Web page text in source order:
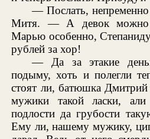
— Послать,
Митя. — А девок можно
Марью особенно,
рублей за хор!
— Да за этакие
подыму, хоть и полегли
стоят ли, батюшка
мужики такой ласки,
подлости да грубости
Ему ли, нашему мужику,